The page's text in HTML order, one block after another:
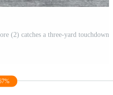
a three-yard touchdown pass thrown by